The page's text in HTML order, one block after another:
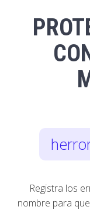
Registra los
nombre para